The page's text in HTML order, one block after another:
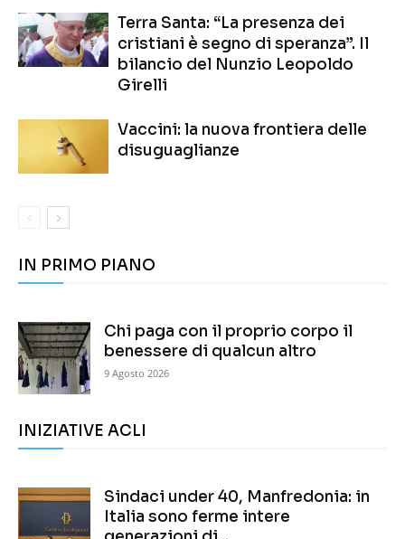
Terra Santa: “La presenza dei
cristiani è segno di speranza”. Il
bilancio del Nunzio Leopoldo
Girelli
Vaccini: la nuova frontiera delle
disuguaglianze
IN PRIMO PIANO
Chi paga con il proprio corpo il
benessere di qualcun altro
9 Agosto 2026
INIZIATIVE ACLI
Sindaci under 40, Manfredonia: in
Italia sono ferme intere